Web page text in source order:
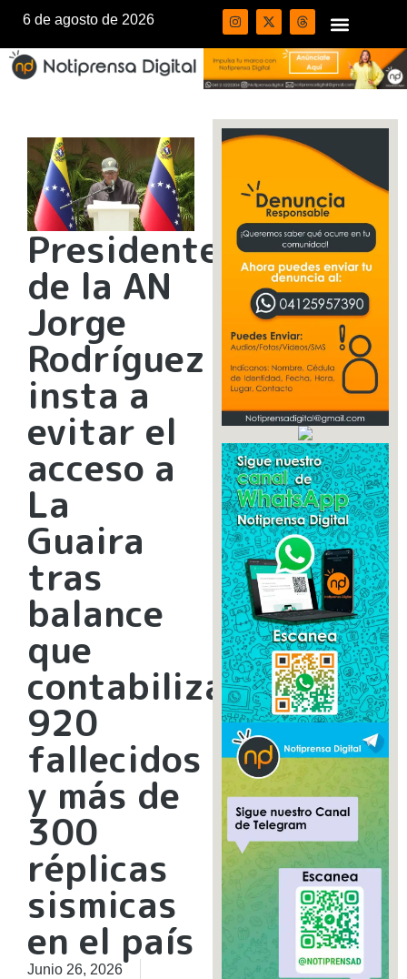
6 de agosto de 2026
Presidente
de la AN
Jorge
Rodríguez
insta a
evitar el
acceso a
La
Guaira
tras
balance
que
contabiliza
920
fallecidos
y más de
300
réplicas
sismicas
en el país
Junio 26, 2026